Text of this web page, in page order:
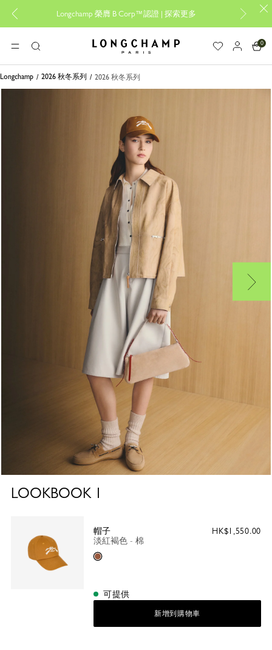
Longchamp 榮膺 B Corp™認證 |探索更多
選單
搜
尋
Longchamp - 主頁
0
Longchamp 2026 秋冬系列 2026 秋冬系列
LOOKBOOK 1
帽子
淡紅褐色 - 棉
淡紅褐色
HK$1,550.00
可提供
新增到購物車